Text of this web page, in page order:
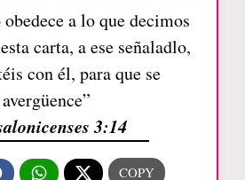
a lo que decimos
carta, a ese señaladlo,
con él, para que se
avergüence”
3:14